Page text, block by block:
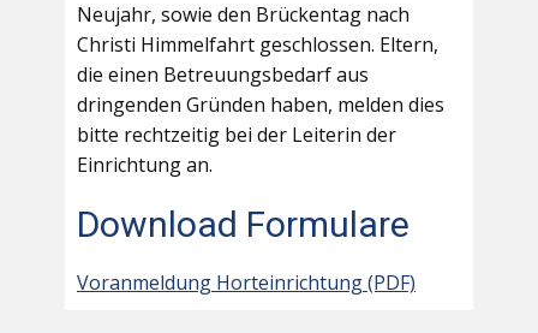
Neujahr, sowie den Brückentag nach
Christi Himmelfahrt geschlossen. Eltern,
die einen Betreuungsbedarf aus
dringenden Gründen haben, melden dies
bitte rechtzeitig bei der Leiterin der
Einrichtung an.
Download Formulare
Voranmeldung Horteinrichtung (PDF)